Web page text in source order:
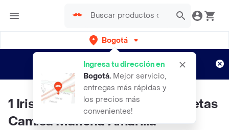
Bogotá
Ingresa tu dirección en
Bogotá. Mejor servicio,
entregas más rápidas y
los precios más
convenientes!
envíos gratis por semanas
Aplican TyC
1 Iris Quita Manchas Iris Camisetas
Camisa Mancha Amarilla